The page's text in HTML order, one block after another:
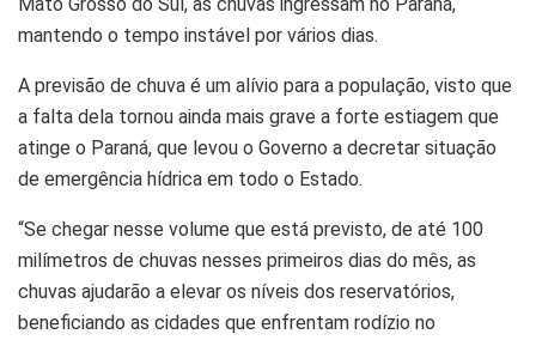
mantendo o tempo instável por vários dias.
A previsão de chuva é um alívio para a população, visto que
a falta dela tornou ainda mais grave a forte estiagem que
atinge o Paraná, que levou o Governo a decretar situação
de emergência hídrica em todo o Estado.
“Se chegar nesse volume que está previsto, de até 100
milímetros de chuvas nesses primeiros dias do mês, as
chuvas ajudarão a elevar os níveis dos reservatórios,
beneficiando as cidades que enfrentam rodízio no